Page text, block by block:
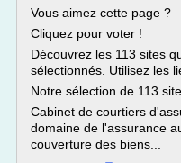
Vous aimez cette page ?
Cliquez pour voter !
Découvrez les 113 sites
sélectionnés. Utilisez les
Notre sélection de 113
Cabinet de courtiers
domaine de l'assurance
couverture des biens...